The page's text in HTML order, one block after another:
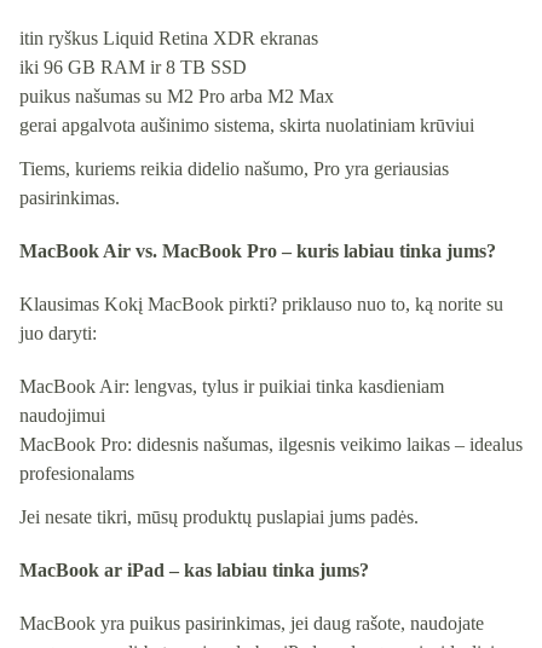
itin ryškus Liquid Retina XDR ekranas
iki 96 GB RAM ir 8 TB SSD
puikus našumas su M2 Pro arba M2 Max
gerai apgalvota aušinimo sistema, skirta nuolatiniam krūviui
Tiems, kuriems reikia didelio našumo, Pro yra geriausias
pasirinkimas.
MacBook Air vs. MacBook Pro – kuris labiau tinka jums?
Klausimas Kokį MacBook pirkti? priklauso nuo to, ką norite su
juo daryti:
MacBook Air: lengvas, tylus ir puikiai tinka kasdieniam
naudojimui
MacBook Pro: didesnis našumas, ilgesnis veikimo laikas – idealus
profesionalams
Jei nesate tikri, mūsų produktų puslapiai jums padės.
MacBook ar iPad – kas labiau tinka jums?
MacBook yra puikus pasirinkimas, jei daug rašote, naudojate